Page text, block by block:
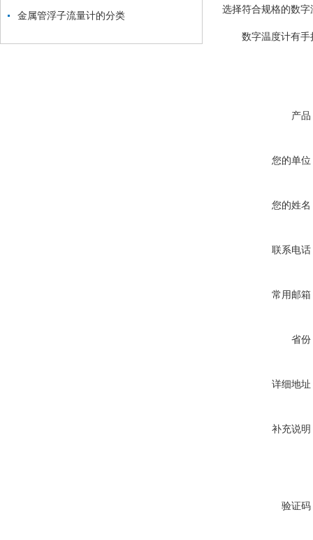
金属管浮子流量计的分类
选择符合规格的数字
数字温度计有
产品
您的单位
您的姓名
联系电话
常用邮箱
省份
详细地址
补充说明
验证码